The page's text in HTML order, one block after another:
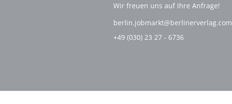
Wir freuen uns auf Ihre Anfrage!
berlin.jobmarkt@berlinerverlag.com
+49 (030) 23 27 - 6736